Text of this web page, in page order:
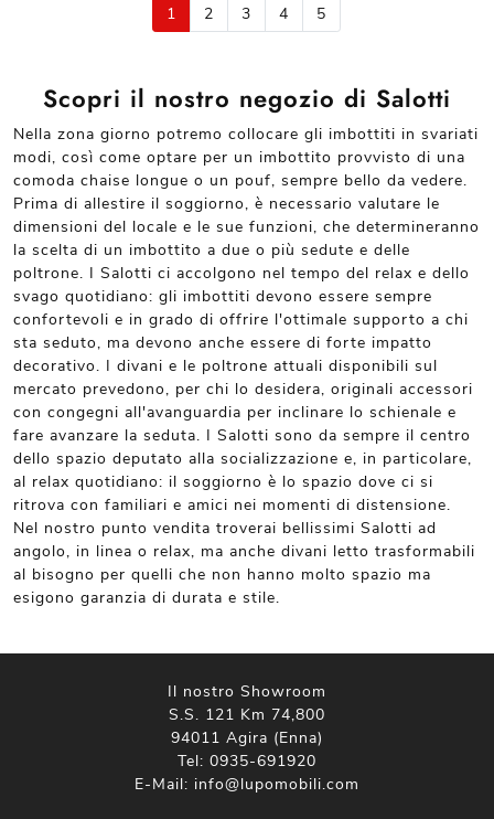
1 2 3 4 5
Scopri il nostro negozio di Salotti
Nella zona giorno potremo collocare gli imbottiti in svariati
modi, così come optare per un imbottito provvisto di una
comoda chaise longue o un pouf, sempre bello da vedere.
Prima di allestire il soggiorno, è necessario valutare le
dimensioni del locale e le sue funzioni, che determineranno
la scelta di un imbottito a due o più sedute e delle
poltrone. I Salotti ci accolgono nel tempo del relax e dello
svago quotidiano: gli imbottiti devono essere sempre
confortevoli e in grado di offrire l'ottimale supporto a chi
sta seduto, ma devono anche essere di forte impatto
decorativo. I divani e le poltrone attuali disponibili sul
mercato prevedono, per chi lo desidera, originali accessori
con congegni all'avanguardia per inclinare lo schienale e
fare avanzare la seduta. I Salotti sono da sempre il centro
dello spazio deputato alla socializzazione e, in particolare,
al relax quotidiano: il soggiorno è lo spazio dove ci si
ritrova con familiari e amici nei momenti di distensione.
Nel nostro punto vendita troverai bellissimi Salotti ad
angolo, in linea o relax, ma anche divani letto trasformabili
al bisogno per quelli che non hanno molto spazio ma
esigono garanzia di durata e stile.
Il nostro Showroom
S.S. 121 Km 74,800
94011 Agira (Enna)
Tel: 0935-691920
E-Mail: info@lupomobili.com